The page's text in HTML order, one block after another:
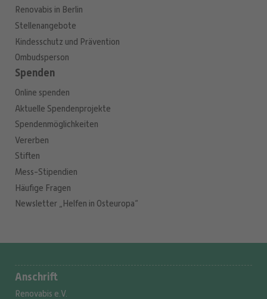
Renovabis in Berlin
Stellenangebote
Kindesschutz und Prävention
Ombudsperson
Spenden
Online spenden
Aktuelle Spendenprojekte
Spendenmöglichkeiten
Vererben
Stiften
Mess-Stipendien
Häufige Fragen
Newsletter „Helfen in Osteuropa“
Anschrift
Renovabis e.V.